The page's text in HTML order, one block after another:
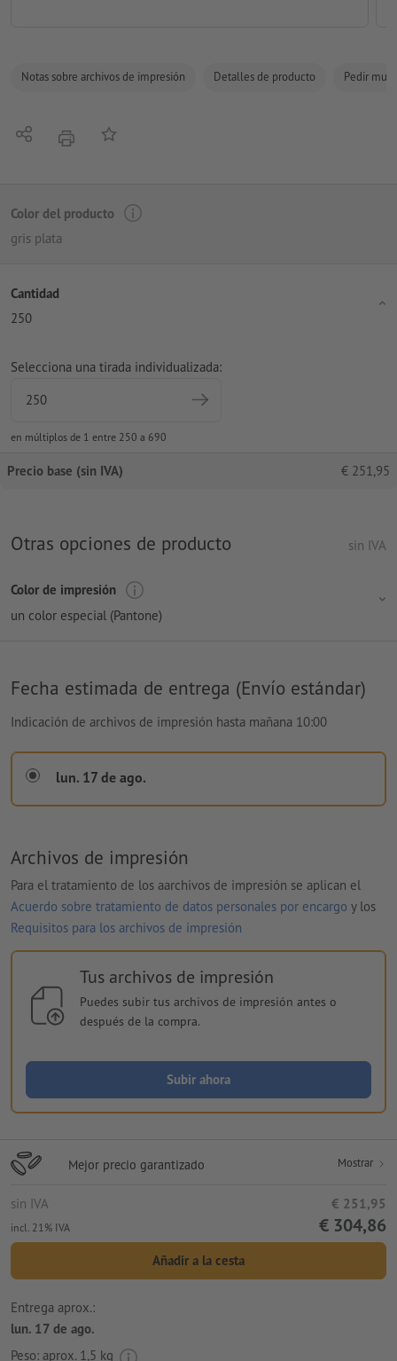
Notas sobre archivos de impresión Detalles de producto Pedir
CompartirimprimirAñadir a lista de favoritos
Color del producto
gris plata
Cantidad
250
Selecciona una tirada individualizada:
en múltiplos de 1 entre 250 a 690
Precio base (sin IVA) € 251,95
Otras opciones de producto sin IVA
Color de impresión
un color especial (Pantone)
Fecha estimada de entrega (Envío estándar)
Indicación de archivos de impresión hasta mañana 10:00
lun. 17 de ago.
Archivos de impresión
Para el tratamiento de los aarchivos de impresión se aplican el
Acuerdo sobre tratamiento de datos personales por encargo y los
Requisitos para los archivos de impresión
Tus archivos de impresión
Puedes subir tus archivos de impresión antes o
después de la compra.
Subir ahora
Mejor precio garantizado Mostrar
sin IVA € 251,95
incl. 21% IVA € 304,86
Añadir a la cesta
Entrega aprox.:
lun. 17 de ago.
Peso: aprox. 1,5 kg